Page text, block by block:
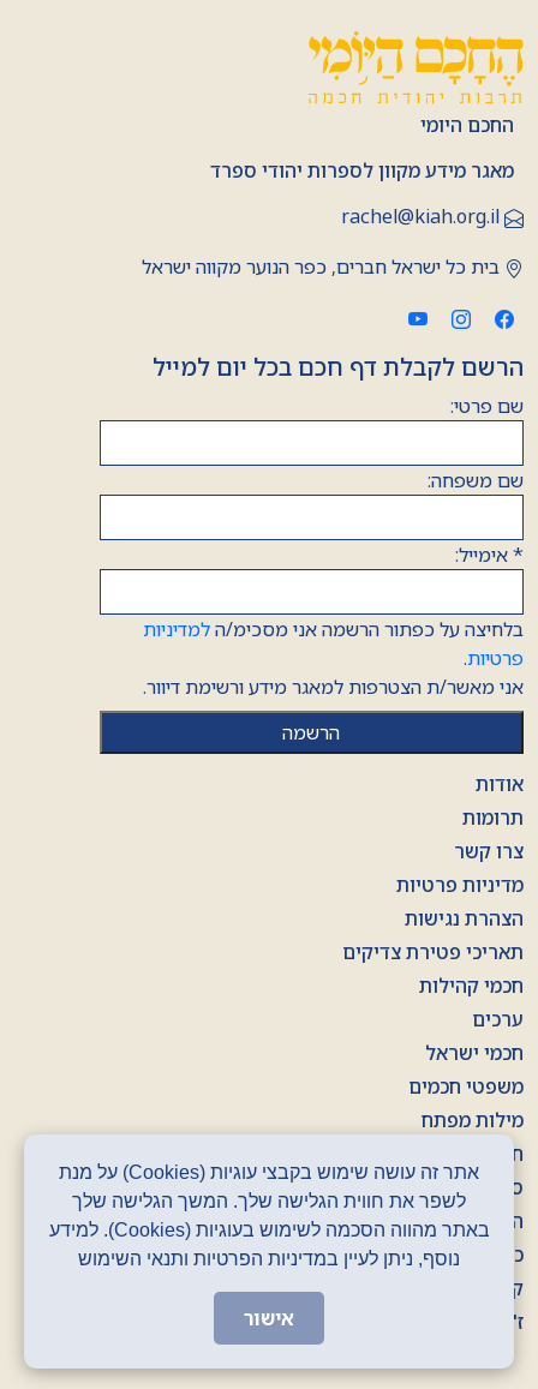
החכם היומי
מאגר מידע מקוון לספרות יהודי ספרד
rachel@kiah.org.il
בית כל ישראל חברים, כפר הנוער מקווה ישראל
הרשם לקבלת דף חכם בכל יום למייל
שם פרטי:
שם משפחה:
*אימייל:
בלחיצה על כפתור הרשמה אני מסכימ/הלמדיניות
פרטיות.
אני מאשר/ת הצטרפות למאגר מידע ורשימת דיוור.
אודות
תרומות
צרו קשר
מדיניות פרטיות
הצהרת נגישות
תאריכי פטירת צדיקים
חכמי קהילות
ערכים
חכמי ישראל
משפטי חכמים
מילות מפתח
חוברות
סרטונים
הסכתים
כרזות
קלפים
ז' באדר
אתר זה עושה שימוש בקבצי עוגיות (Cookies) על מנת
לשפר את חווית הגלישה שלך. המשך הגלישה שלך
באתר מהווה הסכמה לשימוש בעוגיות (Cookies). למידע
נוסף, ניתן לעיין במדיניות הפרטיות ותנאי השימוש
אישור